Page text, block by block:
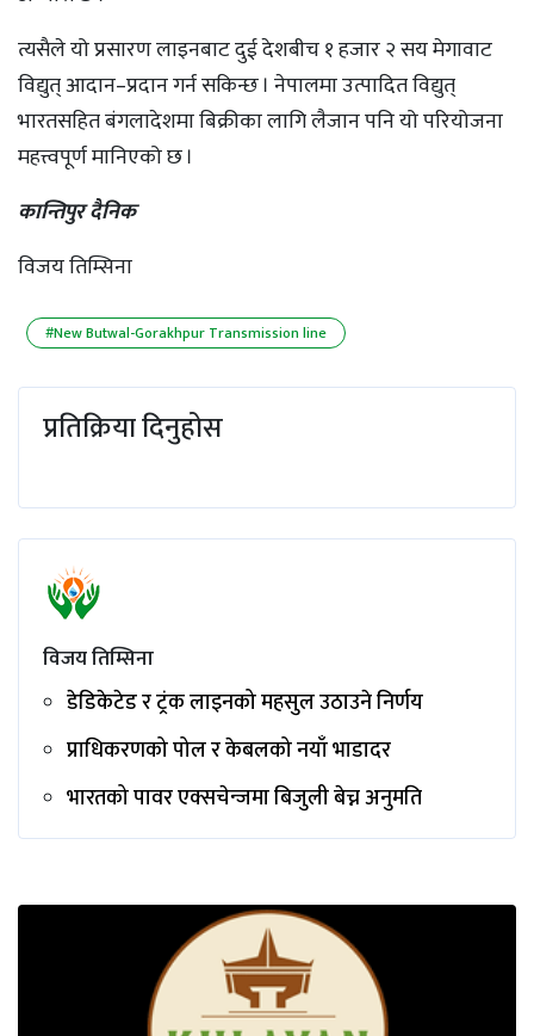
त्यसैले यो प्रसारण लाइनबाट दुई देशबीच १ हजार २ सय मेगावाट
विद्युत् आदान–प्रदान गर्न सकिन्छ । नेपालमा उत्पादित विद्युत्
भारतसहित बंगलादेशमा बिक्रीका लागि लैजान पनि यो परियोजना
महत्त्वपूर्ण मानिएको छ ।
कान्तिपुर दैनिक
विजय तिम्सिना
#New Butwal-Gorakhpur Transmission line
प्रतिक्रिया दिनुहोस
विजय तिम्सिना
डेडिकेटेड र ट्रंक लाइनको महसुल उठाउने निर्णय
प्राधिकरणको पोल र केबलको नयाँ भाडादर
भारतको पावर एक्सचेन्जमा बिजुली बेच्न अनुमति